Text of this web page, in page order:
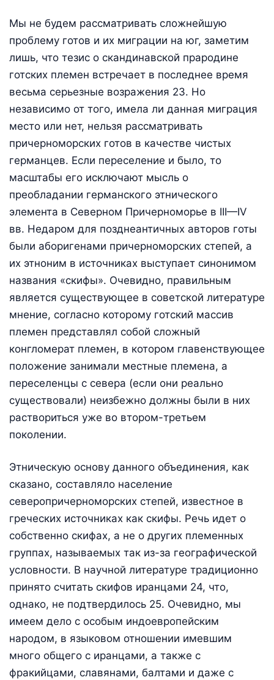
Мы не будем рассматривать сложнейшую
проблему готов и их миграции на юг, заметим
лишь, что тезис о скандинавской прародине
готских племен встречает в последнее время
весьма серьезные возражения 23. Но
независимо от того, имела ли данная миграция
место или нет, нельзя рассматривать
причерноморских готов в качестве чистых
германцев. Если переселение и было, то
масштабы его исключают мысль о
преобладании германского этнического
элемента в Северном Причерноморье в III—IV
вв. Недаром для позднеантичных авторов готы
были аборигенами причерноморских степей, а
их этноним в источниках выступает синонимом
названия «скифы». Очевидно, правильным
является существующее в советской литературе
мнение, согласно которому готский массив
племен представлял собой сложный
конгломерат племен, в котором главенствующее
положение занимали местные племена, а
переселенцы с севера (если они реально
существовали) неизбежно должны были в них
раствориться уже во втором-третьем
поколении.
Этническую основу данного объединения, как
сказано, составляло население
северопричерноморских степей, известное в
греческих источниках как скифы. Речь идет о
собственно скифах, а не о других племенных
группах, называемых так из-за географической
условности. В научной литературе традиционно
принято считать скифов иранцами 24, что,
однако, не подтвердилось 25. Очевидно, мы
имеем дело с особым индоевропейским
народом, в языковом отношении имевшим
много общего с иранцами, а также с
фракийцами, славянами, балтами и даже с